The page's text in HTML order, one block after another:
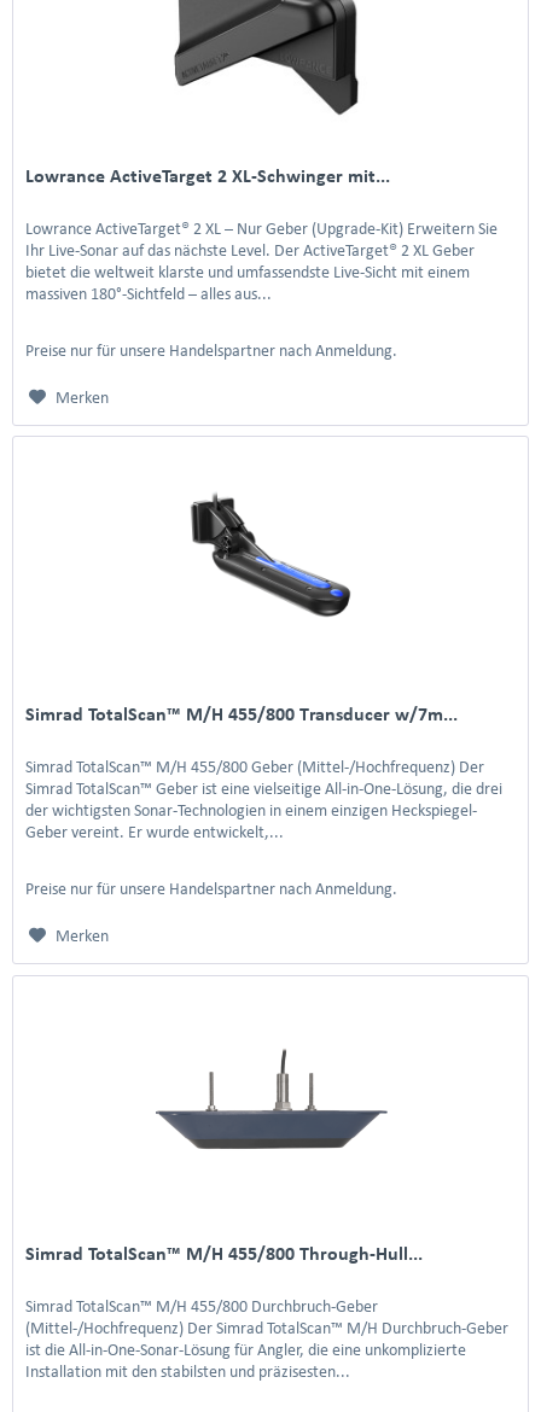
Lowrance ActiveTarget 2 XL-Schwinger mit...
Lowrance ActiveTarget® 2 XL – Nur Geber (Upgrade-Kit) Erweitern Sie
Ihr Live-Sonar auf das nächste Level. Der ActiveTarget® 2 XL Geber
bietet die weltweit klarste und umfassendste Live-Sicht mit einem
massiven 180°-Sichtfeld – alles aus...
Preise nur für unsere Handelspartner nach Anmeldung.
Merken
Simrad TotalScan™ M/H 455/800 Transducer w/7m...
Simrad TotalScan™ M/H 455/800 Geber (Mittel-/Hochfrequenz) Der
Simrad TotalScan™ Geber ist eine vielseitige All-in-One-Lösung, die drei
der wichtigsten Sonar-Technologien in einem einzigen Heckspiegel-
Geber vereint. Er wurde entwickelt,...
Preise nur für unsere Handelspartner nach Anmeldung.
Merken
Simrad TotalScan™ M/H 455/800 Through-Hull...
Simrad TotalScan™ M/H 455/800 Durchbruch-Geber
(Mittel-/Hochfrequenz) Der Simrad TotalScan™ M/H Durchbruch-Geber
ist die All-in-One-Sonar-Lösung für Angler, die eine unkomplizierte
Installation mit den stabilsten und präzisesten...